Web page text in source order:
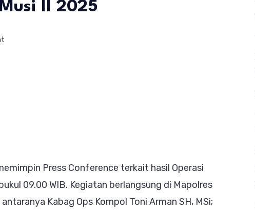
II 2025
Press Conference terkait hasil Operasi
09.00 WIB. Kegiatan berlangsung di Mapolres
Kabag Ops Kompol Toni Arman SH, MSi;